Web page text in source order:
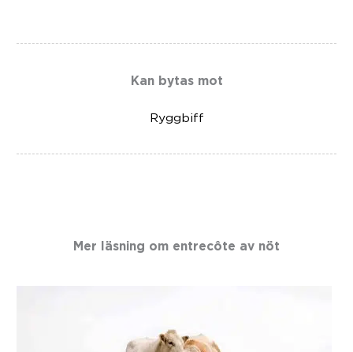
Kan bytas mot
Ryggbiff
Mer läsning om entrecôte av nöt